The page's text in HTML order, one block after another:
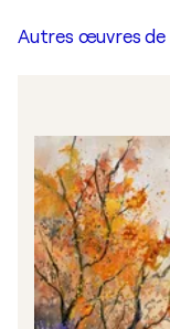
Autres œuvres de